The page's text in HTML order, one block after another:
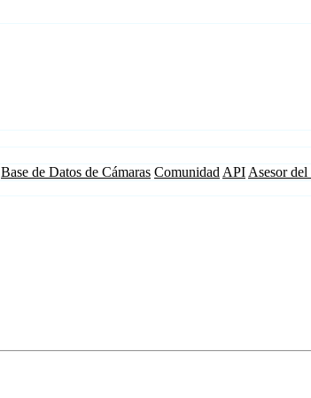
Base de Datos de Cámaras Comunidad API Asesor del